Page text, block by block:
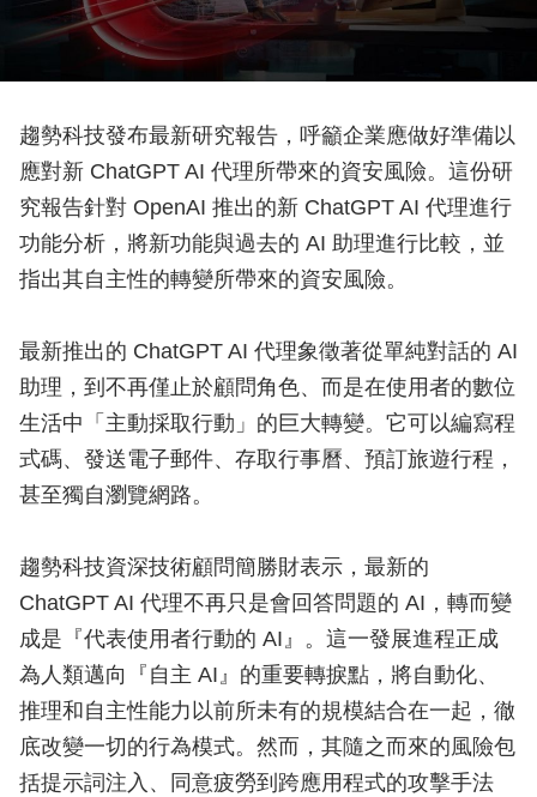
趨勢科技發布最新研究報告，呼籲企業應做好準備以
應對新 ChatGPT AI 代理所帶來的資安風險。這份研
究報告針對 OpenAI 推出的新 ChatGPT AI 代理進行
功能分析，將新功能與過去的 AI 助理進行比較，並
指出其自主性的轉變所帶來的資安風險。
最新推出的 ChatGPT AI 代理象徵著從單純對話的 AI
助理，到不再僅止於顧問角色、而是在使用者的數位
生活中「主動採取行動」的巨大轉變。它可以編寫程
式碼、發送電子郵件、存取行事曆、預訂旅遊行程，
甚至獨自瀏覽網路。
趨勢科技資深技術顧問簡勝財表示，最新的
ChatGPT AI 代理不再只是會回答問題的 AI，轉而變
成是『代表使用者行動的 AI』。這一發展進程正成
為人類邁向『自主 AI』的重要轉捩點，將自動化、
推理和自主性能力以前所未有的規模結合在一起，徹
底改變一切的行為模式。然而，其隨之而來的風險包
括提示詞注入、同意疲勞到跨應用程式的攻擊手法